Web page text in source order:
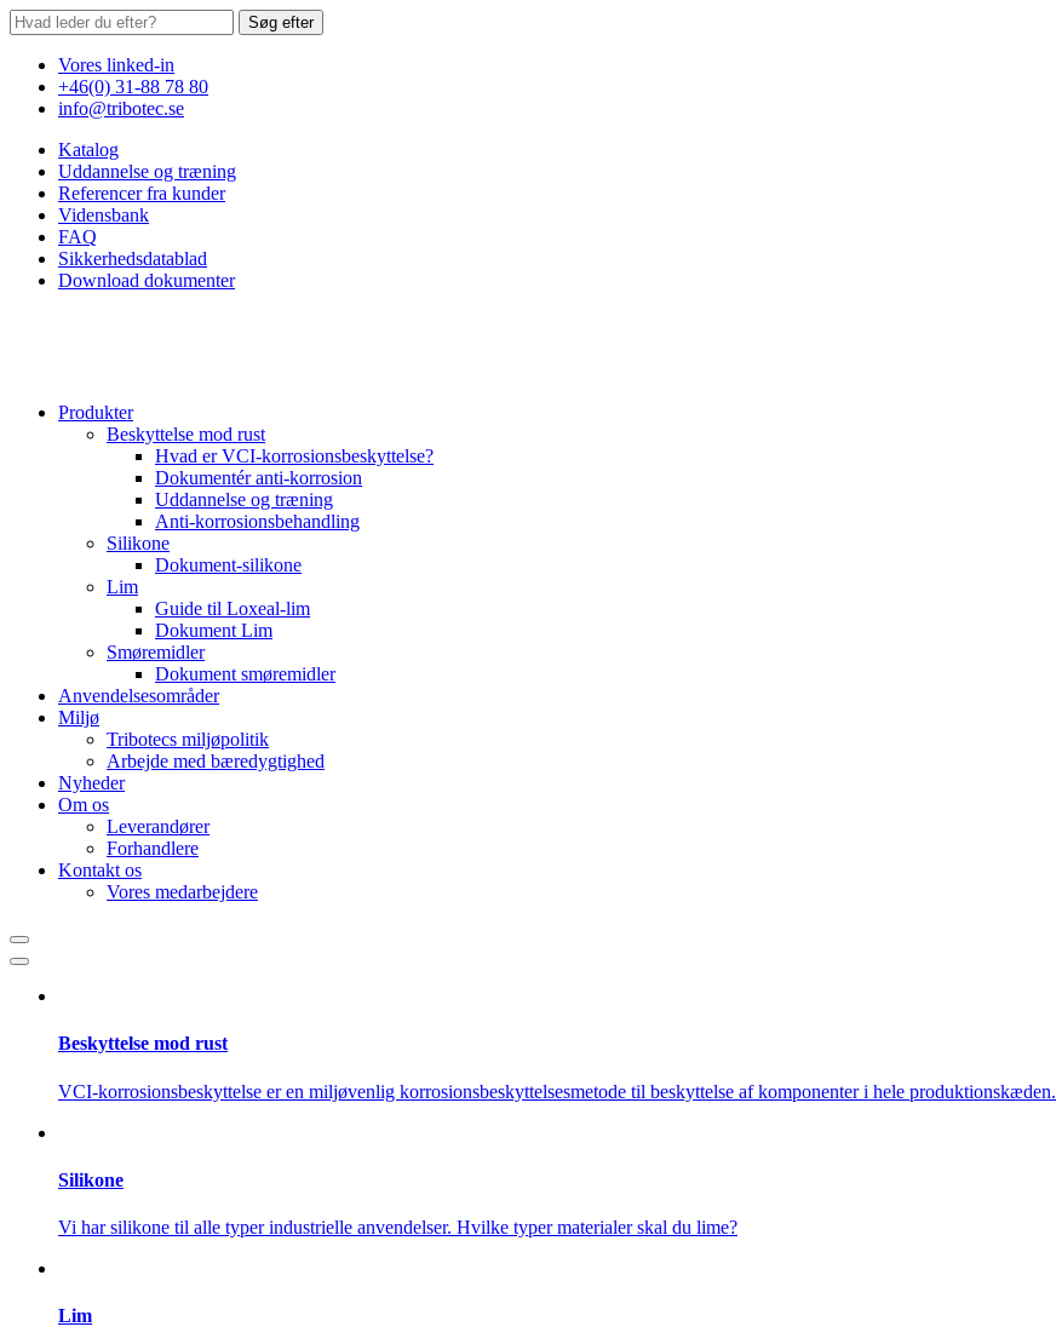
Søg efter
Vores linked-in
+46(0) 31-88 78 80
info@tribotec.se
Katalog
Uddannelse og træning
Referencer fra kunder
Vidensbank
FAQ
Sikkerhedsdatablad
Download dokumenter
Produkter
Beskyttelse mod rust
Hvad er VCI-korrosionsbeskyttelse?
Dokumentér anti-korrosion
Uddannelse og træning
Anti-korrosionsbehandling
Silikone
Dokument-silikone
Lim
Guide til Loxeal-lim
Dokument Lim
Smøremidler
Dokument smøremidler
Anvendelsesområder
Miljø
Tribotecs miljøpolitik
Arbejde med bæredygtighed
Nyheder
Om os
Leverandører
Forhandlere
Kontakt os
Vores medarbejdere
Beskyttelse mod rust
VCI-korrosionsbeskyttelse er en miljøvenlig korrosionsbeskyttelsesmetode til beskyttelse af komponenter i hele produktionskæden.
Silikone
Vi har silikone til alle typer industrielle anvendelser. Hvilke typer materialer skal du lime?
Lim